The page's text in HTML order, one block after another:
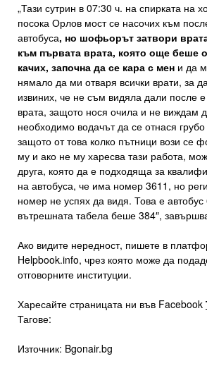
„Тази сутрин в 07:30 ч. на спирката на
посока Орлов мост се насочих към
автобуса, но шофьорът затвори
към първата врата, която още беше
качих, започна да се кара с мен и да
нямало да ми отваря всички врати, за
извиних, че не съм видяла дали после
врата, защото нося очила и не виждам
необходимо водачът да се отнася
защото от това колко пътници вози се
му и ако не му харесва тази работа,
друга, която да е подходяща за
на автобуса, че има номер 3611, но
номер не успях да видя. Това е
вътрешната табела беше 384″,
Ако видите нередност, пишете в
Helpbook.info, чрез която може да
отговорните институции.
Харесайте страницата ни във Facebook
Тагове:
Източник: Bgonair.bg